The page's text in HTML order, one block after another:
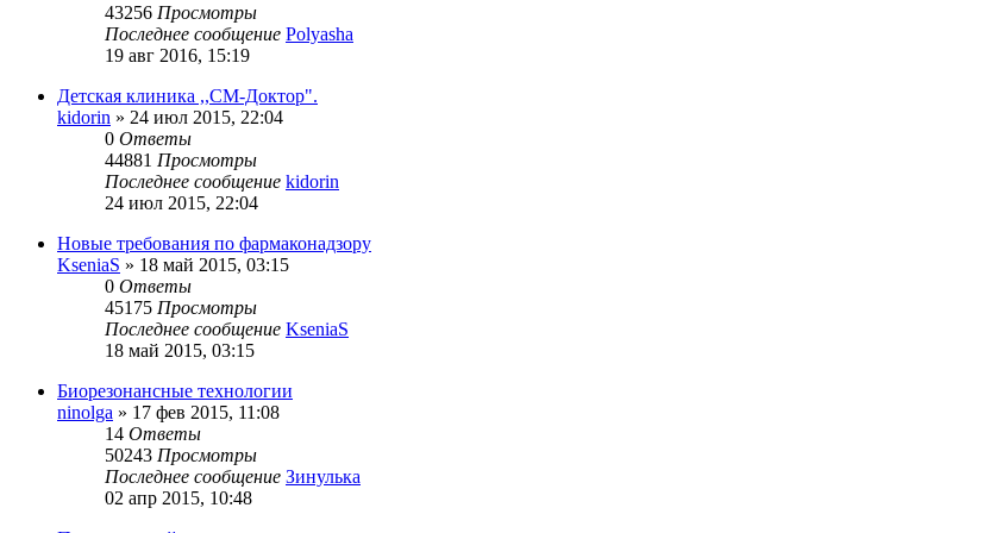
43256 Просмотры
Последнее сообщение Polyasha
19 авг 2016, 15:19
Детская клиника ,,СМ-Доктор".
kidorin » 24 июл 2015, 22:04
0 Ответы
44881 Просмотры
Последнее сообщение kidorin
24 июл 2015, 22:04
Новые требования по фармаконадзору
KseniaS » 18 май 2015, 03:15
0 Ответы
45175 Просмотры
Последнее сообщение KseniaS
18 май 2015, 03:15
Биорезонансные технологии
ninolga » 17 фев 2015, 11:08
14 Ответы
50243 Просмотры
Последнее сообщение Зинулька
02 апр 2015, 10:48